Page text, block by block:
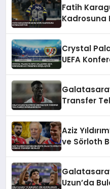
Fatih
Kadrosuna
Crystal
UEFA
Transfer
Aziz
ve Sörloth
Uzun’da